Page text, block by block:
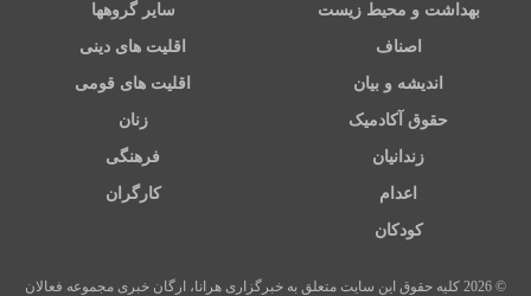
بهداشت و محیط زیست سایر گروهها
اصناف اقلیت های دینی
اندیشه و بیان اقلیت های قومی
حقوق آکادمیک زنان
زندانیان فرهنگی
اعدام کارگران
کودکان
© 2026 کلیه حقوق این سایت متعلق به خبرگزاری هرانا، ارگان خبری مجموعه فعالان